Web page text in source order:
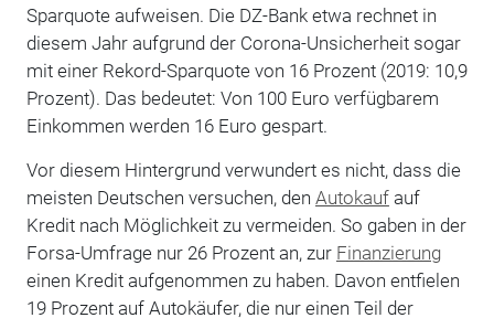
Sparquote aufweisen. Die DZ-Bank etwa rechnet in
diesem Jahr aufgrund der Corona-Unsicherheit sogar
mit einer Rekord-Sparquote von 16 Prozent (2019: 10,9
Prozent). Das bedeutet: Von 100 Euro verfügbarem
Einkommen werden 16 Euro gespart.
Vor diesem Hintergrund verwundert es nicht, dass die
meisten Deutschen versuchen, den Autokaufauf
Kredit nach Möglichkeit zu vermeiden. So gaben in der
Forsa-Umfrage nur 26 Prozent an, zur Finanzierung
einen Kredit aufgenommen zu haben. Davon entfielen
19 Prozent auf Autokäufer, die nur einen Teil der